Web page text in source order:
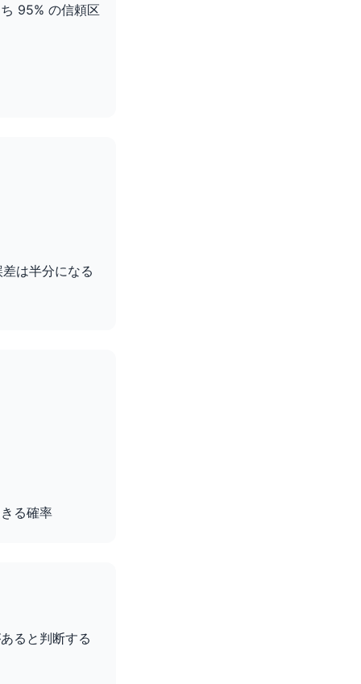
95% の信頼区
は半分になる
る確率
ると判断する